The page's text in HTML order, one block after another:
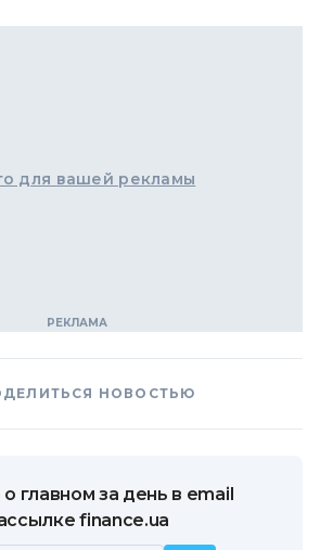
для вашей рекламы
НОВОСТЬЮ
главном за день в email
finance.ua